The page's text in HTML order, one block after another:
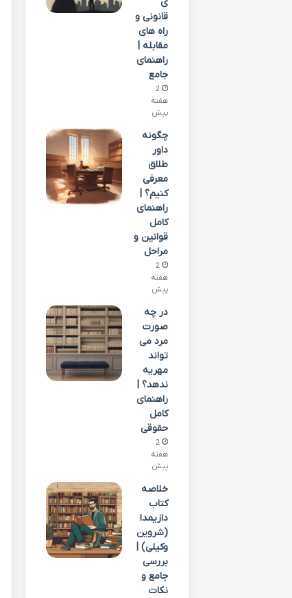
قانونی و
راه های
مقابله |
راهنمای
جامع
2
هفته
پیش
چگونه
داور
طلاق
معرفی
کنیم؟ |
راهنمای
کامل
قوانین و
مراحل
2
هفته
پیش
در چه
صورت
مرد می
تواند
مهریه
ندهد؟ |
راهنمای
کامل
حقوقی
2
هفته
پیش
خلاصه
کتاب
دازیمدا
(شروین
وکیلی) |
بررسی
جامع و
نکات